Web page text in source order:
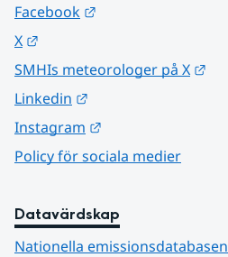
Facebook
X
SMHIs meteorologer på X
Linkedin
Instagram
Policy för sociala medier
Datavärdskap
Nationella emissionsdatabasen